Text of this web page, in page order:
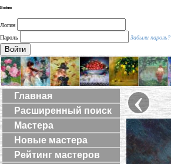
Войти
Логин
Пароль
Забыли пароль?
Войти
Главная
Расширенный поиск
Мастера
Новые мастера
Рейтинг мастеров
‹